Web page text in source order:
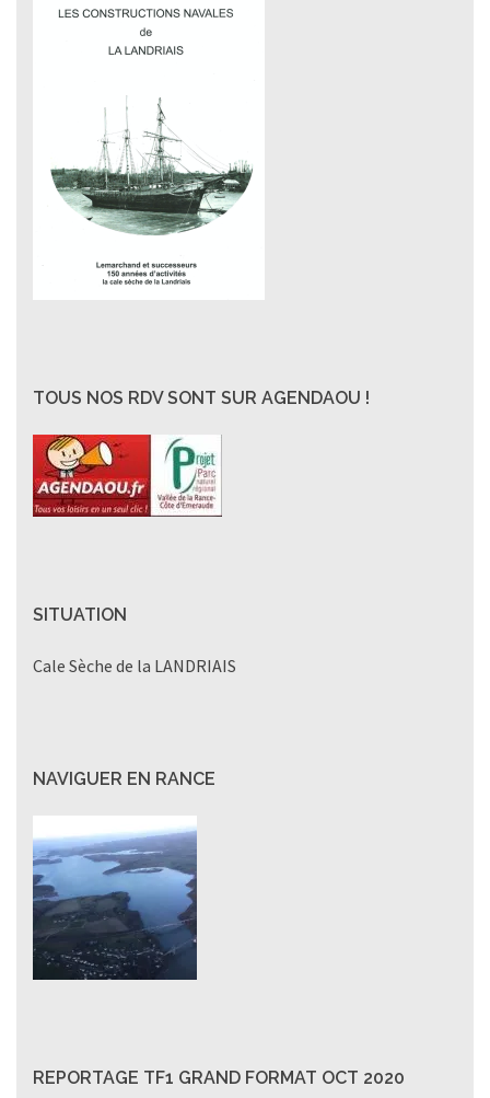
TOUS NOS RDV SONT SUR AGENDAOU !
SITUATION
Cale Sèche de la LANDRIAIS
NAVIGUER EN RANCE
REPORTAGE TF1 GRAND FORMAT OCT 2020